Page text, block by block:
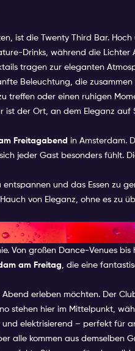
ist die Twenty Third Bar.
Drinks, während die Lichter
tragen zur eleganten
Beleuchtung, die
treffen oder einen ruhigen
ist der Ort, an dem Eleganz auf
Freitagabend in Amsterdam.
jeder Gast besonders fühlt.
und das Essen zu
von Eleganz, ohne es zu
in
Von großen Dance-Venues
am Freitag , die eine
erleben möchten. Der
stehen hier im Mittelpunkt,
elektrisierend – perfekt für
alle kommen aus demselben